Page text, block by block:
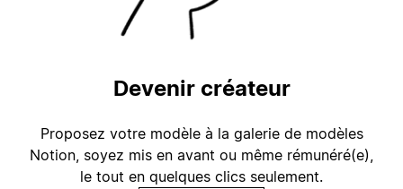
Devenir créateur
Proposez votre modèle à la galerie de modèles
Notion, soyez mis en avant ou même rémunéré(e),
le tout en quelques clics seulement.